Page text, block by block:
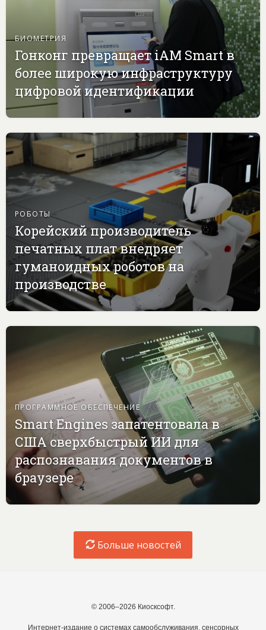
БИОМЕТРИЯ
Гонконг превращает iAM Smart в
более широкую инфраструктуру
цифровой идентификации
РОБОТЫ
Корейский производитель
печатных плат внедряет
гуманоидных роботов на
производстве
ПРОГРАММНОЕ ОБЕСПЕЧЕНИЕ
Smart Engines запатентовала в
США сверхбыстрый ИИ для
распознавания документов в
браузере
Больше новостей
© 2006–2026 Киосксофт.
Интернет-издание о системах самообслуживания, сенсорных